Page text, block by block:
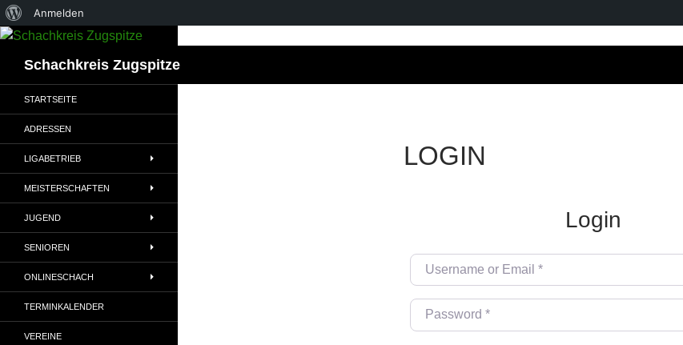
Über
WordPress
Anmelden
Zum
springenSchachkreis Zugspitze
LOGIN
Login
Username or Email
Password
STARTSEITE
ADRESSEN
LIGABETRIEB
MEISTERSCHAFTEN
JUGEND
SENIOREN
ONLINESCHACH
TERMINKALENDER
VEREINE